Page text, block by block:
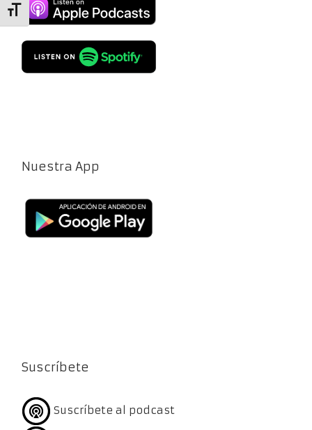
Alternar tamaño de letra
Nuestra App
Suscríbete
Suscríbete al podcast